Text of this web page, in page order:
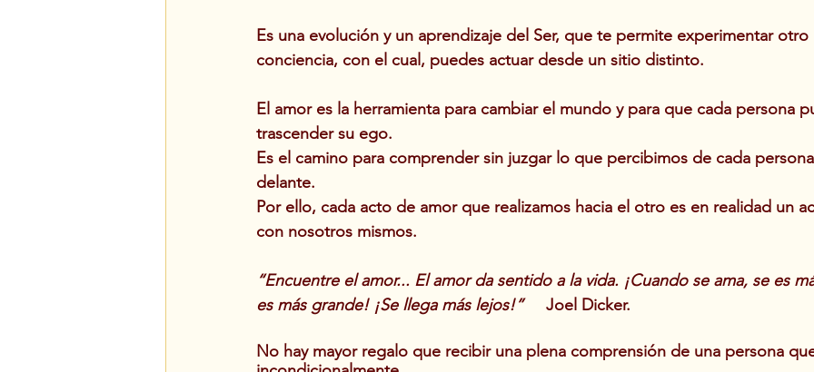
Es una evolución y un aprendizaje del Ser, que te permite experimentar
conciencia, con el cual, puedes actuar desde un sitio distinto.
El amor es la herramienta para cambiar el mundo y para que cada persona
trascender su ego.
Es el camino para comprender sin juzgar lo que percibimos de cada
delante.
Por ello, cada acto de amor que realizamos hacia el otro es en realidad un
con nosotros mismos.
“Encuentre el amor... El amor da sentido a la vida. ¡Cuando se ama, se es
es más grande! ¡Se llega más lejos!” Joel Dicker.
No hay mayor regalo que recibir una plena comprensión de una persona